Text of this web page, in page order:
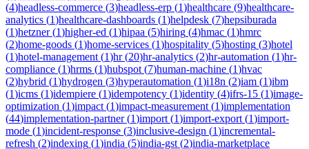
(4)headless-commerce (3)headless-erp (1)healthcare (9)healthcare-
analytics (1)healthcare-dashboards (1)helpdesk (7)hepsiburada
(1)hetzner(1)higher-ed (1)hipaa (5)hiring (4)hmac (1)hmrc
(2)home-goods (1)home-services (1)hospitality (5)hosting (3)hotel
(1)hotel-management (1)hr(20)hr-analytics (2)hr-automation (1)hr-
compliance (1)hrms (1)hubspot (7)human-machine (1)hvac
(2)hybrid (1)hydrogen (3)hyperautomation (1)i18n (2)iam (1)ibm
(1)icms (1)idempiere (1)idempotency (1)identity (4)ifrs-15 (1)image-
optimization (1)impact (1)impact-measurement (1)implementation
(44)implementation-partner(1)import (1)import-export (1)import-
mode (1)incident-response (3)inclusive-design (1)incremental-
refresh (2)indexing (1)india (5)india-gst (2)india-marketplace